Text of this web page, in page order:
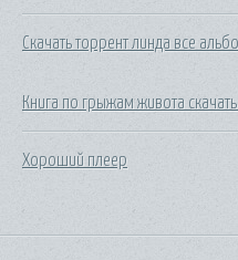
Скачать торрент линда все
Книга по грыжам живота
Хороший плеер